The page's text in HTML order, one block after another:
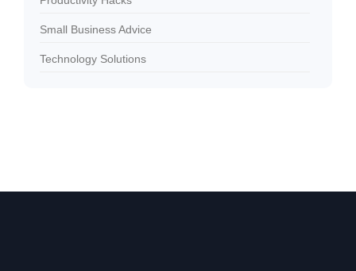
Small Business Advice
Technology Solutions